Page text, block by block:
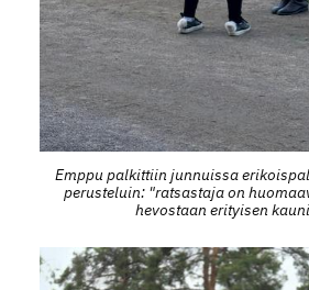
Emppu palkittiin junnuissa
perusteluin: "ratsastaja on
hevostaan erityisen